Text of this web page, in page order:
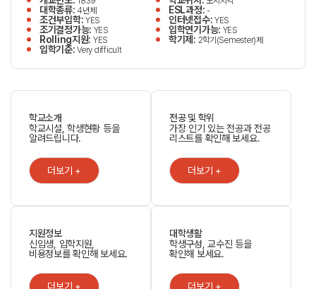
대학종류: 4년제 ESL과정:-
조건부입학:YES 인터넷접수:YES
조기결정가능: YES 입학연기가능: YES
Rolling지원: YES 학기제: 2학기(Semester)제
입학기준:Very difficult
학교소개
학교시설, 학생현황 등을
알려드립니다.
더보기 +
전공 및 학위
가장 인기 있는 전공과 전공
리스트를 확인해 보세요.
더보기 +
지원정보
신입생, 입학지원,
비용정보를 확인해 보세요.
더보기 +
대학생활
학생구성, 교수진 등을
확인해 보세요.
더보기 +